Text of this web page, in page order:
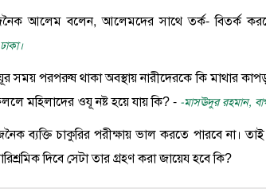
আলেম বলেন, আলেমদের সাথে তর্ক- বিতর্ক
সময় পরপরুষ থাকা অবস্থায় নারীদেরকে কি মাথার
মহিলাদের ওযূ নষ্ট হয়ে যায় কি? - -মাসঊদুর রহমান,
ব্যক্তি চাকুরির পরীক্ষায় ভাল করতে পারবে না।
দিবে সেটা তার গ্রহণ করা জায়েয হবে কি?